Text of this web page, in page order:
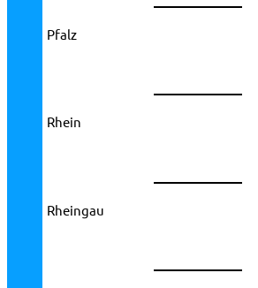
Pfalz
Rhein
Rheingau